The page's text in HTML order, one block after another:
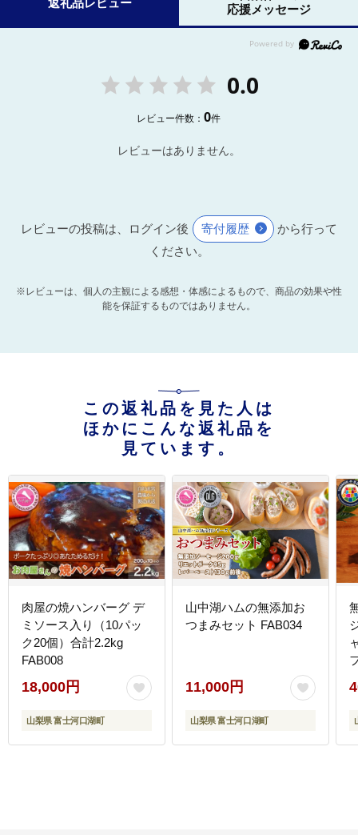
応援メッセージ
0.0
レビュー件数：0件
レビューはありません。
レビューの投稿は、ログイン後 寄付履歴
から行って
ください。
※レビューは、個人の主観による感想・体感によるもので、商品の効果や性
能を保証するものではありません。
この返礼品を見た人は
ほかにこんな返礼品を
見ています。
肉屋の焼ハンバーグ デ
ミソース入り（10パッ
ク20個）合計2.2kg
FAB008
18,000円
山梨県 富士河口湖町
山中湖ハムの無添加お
つまみセット FAB034
11,000円
山梨県 富士河口湖町